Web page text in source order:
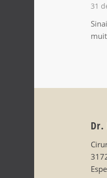
31
Dr.